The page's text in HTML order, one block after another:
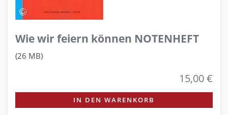
Wie wir feiern können NOTENHEFT
(26 MB)
15,00 €
IN DEN WARENKORB